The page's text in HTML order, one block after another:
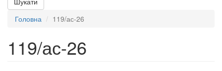
Головна
119/ас-26
119/ас-26